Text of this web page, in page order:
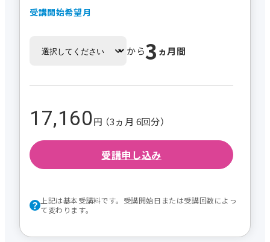
受講開始希望月
から3 ヵ月間
17,160円 （3ヵ月 6回分）
受講申し込み
上記は基本受講料です。受講開始日または受講回数によっ
て変わります。